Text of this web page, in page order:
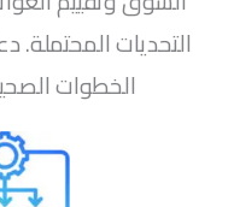
التحديات المحتملة.
الخطوات